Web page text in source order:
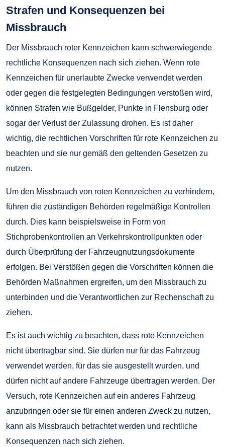
Strafen und Konsequenzen bei
Missbrauch
Der Missbrauch roter Kennzeichen kann schwerwiegende
rechtliche Konsequenzen nach sich ziehen. Wenn rote
Kennzeichen für unerlaubte Zwecke verwendet werden
oder gegen die festgelegten Bedingungen verstoßen wird,
können Strafen wie Bußgelder, Punkte in Flensburg oder
sogar der Verlust der Zulassung drohen. Es ist daher
wichtig, die rechtlichen Vorschriften für rote Kennzeichen zu
beachten und sie nur gemäß den geltenden Gesetzen zu
nutzen.
Um den Missbrauch von roten Kennzeichen zu verhindern,
führen die zuständigen Behörden regelmäßige Kontrollen
durch. Dies kann beispielsweise in Form von
Stichprobenkontrollen an Verkehrskontrollpunkten oder
durch Überprüfung der Fahrzeugnutzungsdokumente
erfolgen. Bei Verstößen gegen die Vorschriften können die
Behörden Maßnahmen ergreifen, um den Missbrauch zu
unterbinden und die Verantwortlichen zur Rechenschaft zu
ziehen.
Es ist auch wichtig zu beachten, dass rote Kennzeichen
nicht übertragbar sind. Sie dürfen nur für das Fahrzeug
verwendet werden, für das sie ausgestellt wurden, und
dürfen nicht auf andere Fahrzeuge übertragen werden. Der
Versuch, rote Kennzeichen auf ein anderes Fahrzeug
anzubringen oder sie für einen anderen Zweck zu nutzen,
kann als Missbrauch betrachtet werden und rechtliche
Konsequenzen nach sich ziehen.